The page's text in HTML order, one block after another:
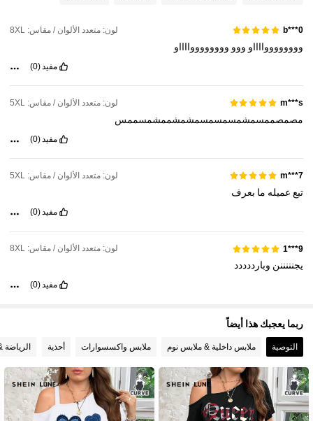
4.83 514K متابعون
4.83
b***0 لون: متعدد الألوان / مقاس: 8XL
ووووووووااااو ووو ووووووووااااو
مفيد(0)
m***s لون: متعدد الألوان / مقاس: 5XL
مصمصممسمشمسمسمسمشمشممشمسممس
مفيد(0)
m***7 لون: متعدد الألوان / مقاس: 5XL
تبع عميله ما بعرف
مفيد(0)
9***1 لون: متعدد الألوان / مقاس: 8XL
يجنننننن وبارددددد
مفيد(0)
ربما يعجبك هذا أيضاً
التوصية ملابس داخلية & ملابس نوم ملابس واكسسوارات أحذية